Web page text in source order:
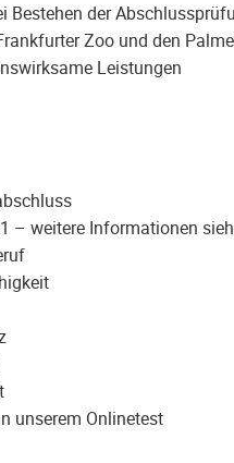
Bestehen der
Zoo und den
Leistungen
– weitere Informationen
unserem Onlinetest